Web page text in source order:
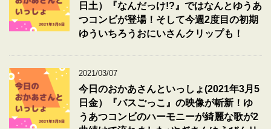
日土）『なんだっけ!?』ではなんとゆうあ
つコンビが登場！そして今週2度目の初期
ゆういちろうおにいさんクリップも！
2021/03/07
今日のおかあさんといっしょ(2021年3月5
日金）『バスごっこ』の映像が斬新！ゆ
うあつコンビのハーモニーが綺麗な歌が2